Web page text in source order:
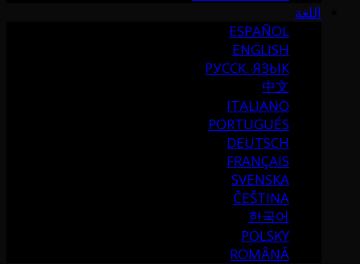
اللغة
ESPAÑOL
ENGLISH
РУССК. ЯЗЫК
中文
ITALIANO
PORTUGUÉS
DEUTSCH
FRANÇAIS
SVENSKA
ČEŠTINA
한국어
POLSKY
ROMÂNĂ